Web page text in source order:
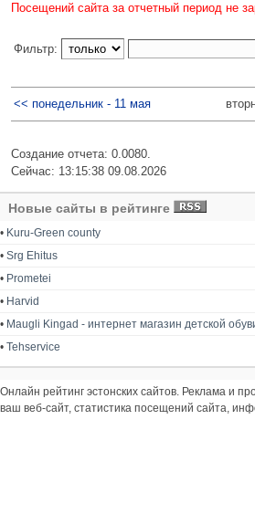
Посещений сайта за отчетный период не
Фильтр:
<< понедельник - 11 мая
Создание отчета: 0.0080.
Сейчас: 13:15:38 09.08.2026
Новые сайты в рейтинге
• Kuru-Green county
• Srg Ehitus
• Prometei
• Harvid
• Maugli Kingad - интернет магазин детской
• Tehservice
Онлайн рейтинг эстонских сайтов. Реклама и
ваш веб-сайт, статистика посещений сайта,